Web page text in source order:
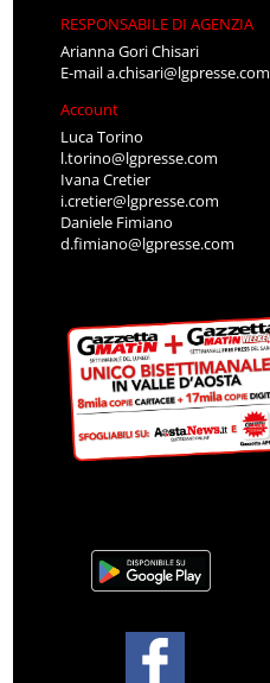
RESPONSABILE DI AGENZIA
Arianna Gori Chisari
E-maila.chisari@lgpresse.com
Account
Luca Torino
l.torino@lgpresse.com
Ivana Cretier
i.cretier@lgpresse.com
Daniele Fimiano
d.fimiano@lgpresse.com